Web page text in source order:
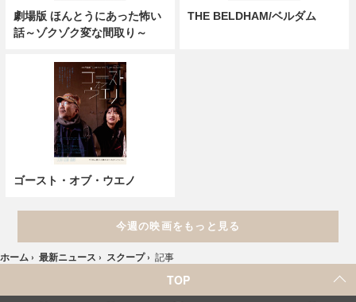
劇場版 ほんとうにあった怖い
話～ゾクゾク変な間取り～
THE BELDHAM/ベルダム
ゴースト・オブ・ウエノ
今週の映画をもっと見る
ホーム › 最新ニュース › スクープ › 記事
TOP